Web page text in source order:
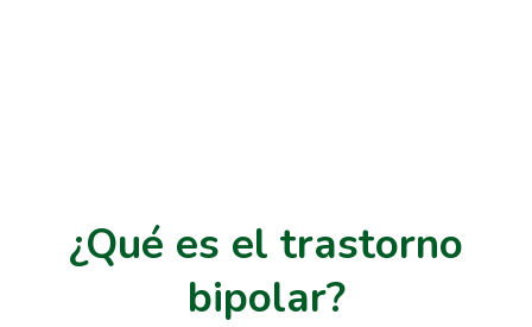
¿Qué es el trastorno
bipolar?